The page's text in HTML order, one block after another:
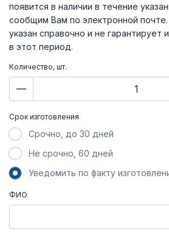
появится в наличии в течение
сообщим Вам по электронной почте.
указан справочно и не гарантирует
в этот период.
Количество, шт.
Срок изготовления
Срочно, до 30 дней
Не срочно, 60 дней
Уведомить по факту
ФИО